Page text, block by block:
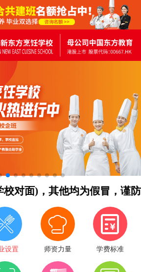
面)，其他均为假冒，谨防受
设置 师资力量 学费标准